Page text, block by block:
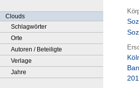
Clouds
Schlagwörter
Orte
Autoren / Beteiligte
Verlage
Jahre